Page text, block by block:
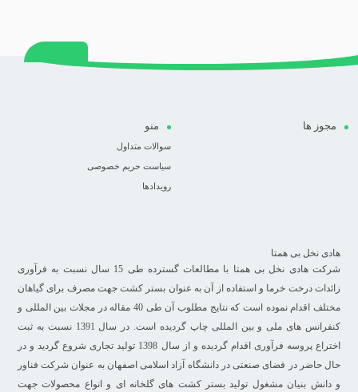
مجوز ها منو
سوالات متداول
سیاست حریم خصوصی
رویدادها
هادی نخل بی همتا
شرکت هادی نخل بی همتا با مطالعات گسترده طی 15 سال نسبت به فرآوری
زائدات درخت خرما و استفاده از آن به عنوان بستر کشت جهت مصرف برای گیاهان
مختلف اقدام نموده است که نتایج مطلوب آن طی 40 مقاله در مجلات بین المللی و
کنفرانس های ملی و بین المللی چاپ گردیده است. در سال 1391 نسبت به ثبت
اختراع پروسه فرآوری اقدام گردیده و از سال 1398 تولید تجاری شروع گردید و در
حال حاضر در فضای صنعتی در دانشگاه آزاد اسلامی اصفهان به عنوان شرکت فناور
و دانش بنیان مشغول تولید بستر کشت های گلخانه ای و انواع محصولات جهت